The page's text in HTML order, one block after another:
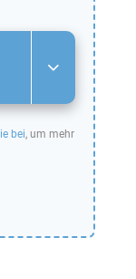
bei, um mehr